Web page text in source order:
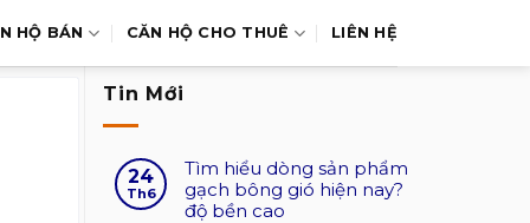
HỘ BÁN CĂN HỘ CHO THUÊ LIÊN HỆ
Tin Mới
24
Th6
Tìm hiểu dòng sản phẩm
gạch bông gió hiện nay?
độ bền cao